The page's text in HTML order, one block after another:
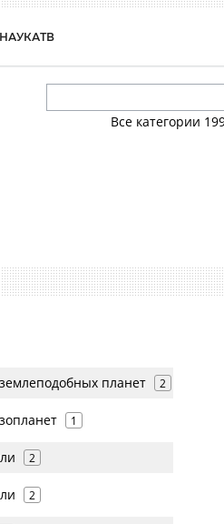
НАУКАТВ
Все категории
планет 2
1
2
2